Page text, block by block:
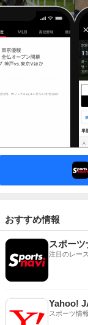
おすすめ情報
スポー
注目のレー
Yahoo!
スポーツ情